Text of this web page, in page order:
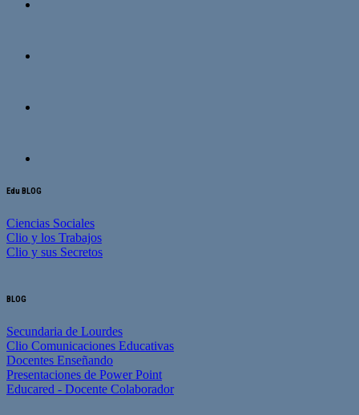
Edu BLOG
Ciencias Sociales
Clio y los Trabajos
Clio y sus Secretos
BLOG
Secundaria de Lourdes
Clio Comunicaciones Educativas
Docentes Enseñando
Presentaciones de Power Point
Educared - Docente Colaborador